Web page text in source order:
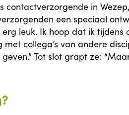
contactverzorgende in
een speciaal
leuk. Ik hoop dat ik
collega’s van andere
Tot slot grapt ze: